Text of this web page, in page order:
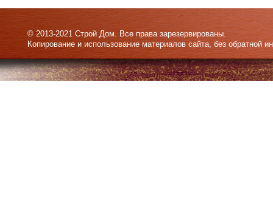
© 2013-2021 Строй Дом. Все права зарезервированы.
Копирование и использование материалов сайта, без обратной